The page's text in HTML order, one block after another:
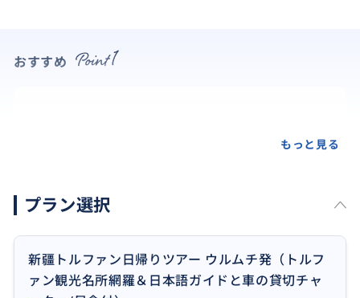
おすすめ
もっと見る
プラン選択
新疆トルファン日帰りツアー ウルムチ発（トルフ
ァン観光名所網羅＆日本語ガイドと車の貸切チャ